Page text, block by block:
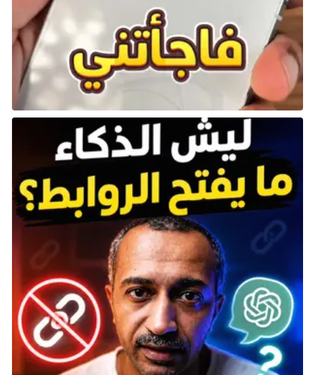
اتبع المسار جنوبًا بمحاذاة الشلال حتى تصل إلى زنزانة
محصنة تسمى Darklight Catacombs. انتقل عبر هذه
الزنزانة إلى نهايتها، حيث سيتعين عليك مواجهة Jori, Elder
Inquisitor.
بعد هزيمة جوري، ستتمكن من الوصول إلى الغابة
السحيقة. هذه المنطقة صعبة بشكل ملحوظ داخل
المحتوى القابل للتنزيل، وإذا تم رصدك سيطاردك نوع معين
من الأعداء بلا هوادة، وهناك خطر كبير من تلقي تأثير حالة
الجنون. يقع جزء الخريطة جنوب شرق الغابة السحيقة، لذا
حظًا موفقًا في الوصول إليها!
هل تعلم أنه يمكنك بدء Shadow of the Erdtree بسرعة
كبيرة؟